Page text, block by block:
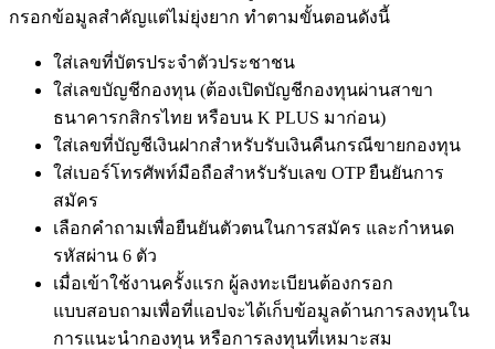
กรอกข้อมูลสำคัญแต่ไม่ยุ่งยาก ทำตามขั้นตอนดังนี้
ใส่เลขที่บัตรประจำตัวประชาชน
ใส่เลขบัญชีกองทุน (ต้องเปิดบัญชีกองทุนผ่านสาขา
ธนาคารกสิกรไทย หรือบน K PLUS มาก่อน)
ใส่เลขที่บัญชีเงินฝากสำหรับรับเงินคืนกรณีขายกองทุน
ใส่เบอร์โทรศัพท์มือถือสำหรับรับเลข OTPยืนยันการ
สมัคร
เลือกคำถามเพื่อยืนยันตัวตนในการสมัคร และกำหนด
รหัสผ่าน 6 ตัว
เมื่อเข้าใช้งานครั้งแรก ผู้ลงทะเบียนต้องกรอก
แบบสอบถามเพื่อที่แอปจะได้เก็บข้อมูลด้านการลงทุนใน
การแนะนำกองทุน หรือการลงทุนที่เหมาะสม